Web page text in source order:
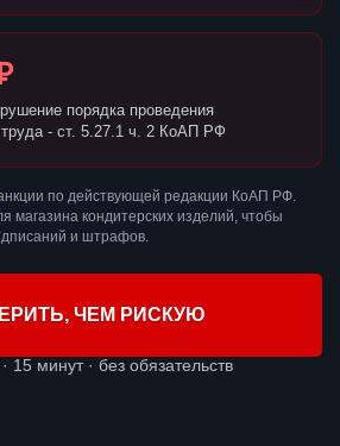
порядка проведения
труда - ст. 5.27.1 ч. 2 КоАП РФ
по действующей редакции КоАП РФ.
магазина кондитерских изделий, чтобы
и штрафов.
ЧЕМ РИСКУЮ
15 минут · без обязательств